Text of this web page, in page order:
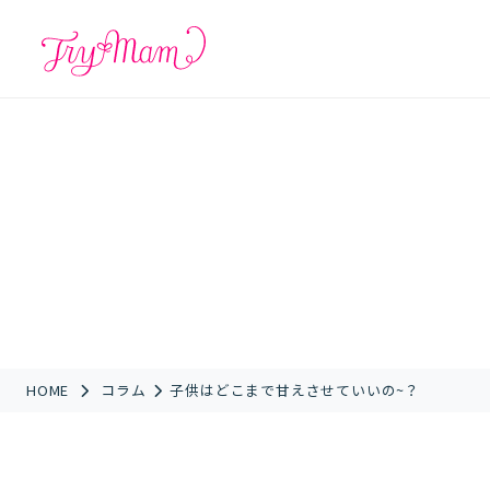
HOME コラム 子供はどこまで甘えさせていいの~？